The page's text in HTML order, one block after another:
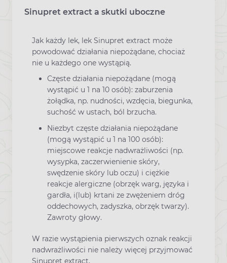
Sinupret extract a skutki uboczne
Jak każdy lek, lek Sinupret extract może
powodować działania niepożądane, chociaż
nie u każdego one wystąpią.
Częste działania niepożądane (mogą
wystąpić u 1 na 10 osób): zaburzenia
żołądka, np. nudności, wzdęcia, biegunka,
suchość w ustach, ból brzucha.
Niezbyt częste działania niepożądane
(mogą wystąpić u 1 na 100 osób):
miejscowe reakcje nadwrażliwości (np.
wysypka, zaczerwienienie skóry,
swędzenie skóry lub oczu) i ciężkie
reakcje alergiczne (obrzęk warg, języka i
gardła, i(lub) krtani ze zwężeniem dróg
oddechowych, zadyszka, obrzęk twarzy).
Zawroty głowy.
W razie wystąpienia pierwszych oznak reakcji
nadwrażliwości nie należy więcej przyjmować
Sinupret extract.